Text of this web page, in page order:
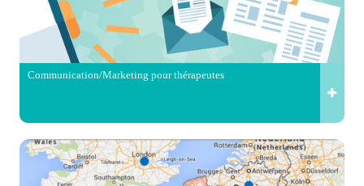
Communication/Marketing pour thérapeutes